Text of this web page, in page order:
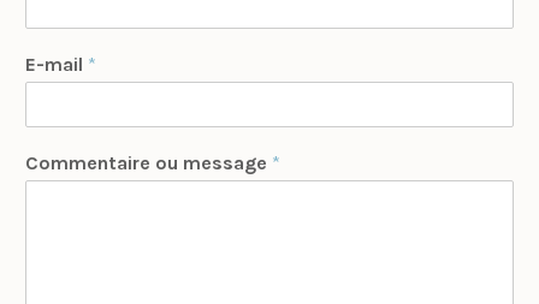
E-mail *
Commentaire ou message *